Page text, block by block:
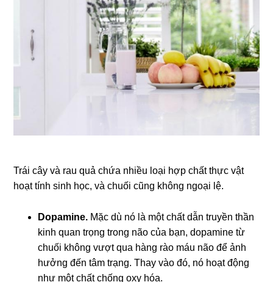
Trái cây và rau quả chứa nhiều loại hợp chất thực vật
hoạt tính sinh học, và chuối cũng không ngoại lệ.
Dopamine. Mặc dù nó là một chất dẫn truyền thần
kinh quan trọng trong não của bạn, dopamine từ
chuối không vượt qua hàng rào máu não để ảnh
hưởng đến tâm trạng. Thay vào đó, nó hoạt động
như một chất chống oxy hóa.